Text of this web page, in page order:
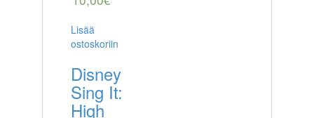
Lisää
ostoskoriin
Disney
Sing It:
High